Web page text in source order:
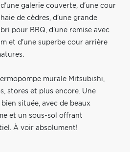
galerie couverte, d'une cour
de cèdres, d'une grande
pour BBQ, d'une remise avec
et d'une superbe cour arrière
murale Mitsubishi,
stores et plus encore. Une
située, avec de beaux
et un sous-sol offrant
À voir absolument!